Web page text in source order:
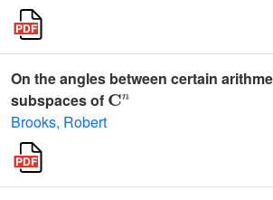
On the angles between certain
subspaces of
𝐂n
Brooks, Robert